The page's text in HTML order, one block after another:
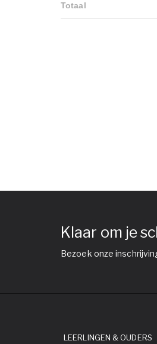
Totaal
Klaar om je
Bezoek onze
LEERLINGEN & OUDERS